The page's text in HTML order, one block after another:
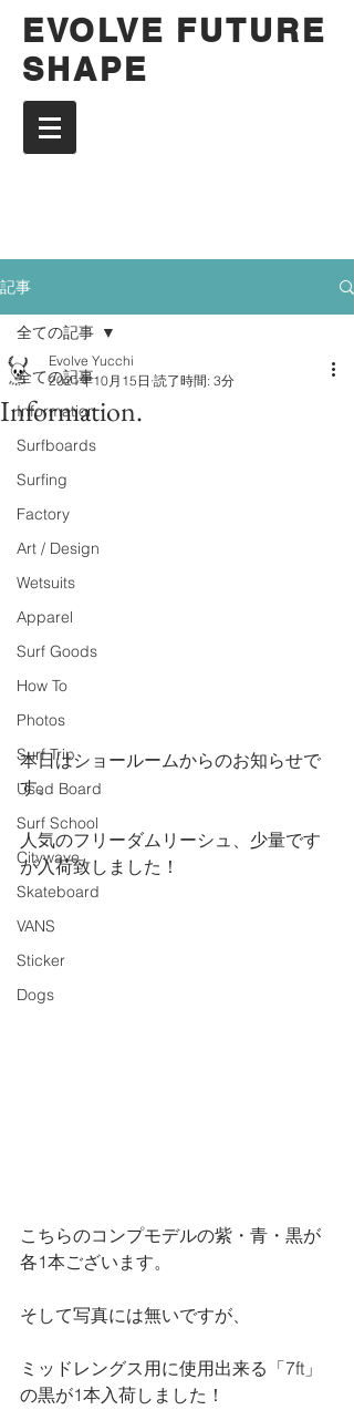
EVOLVE FUTURE
SHAPE
記事
全ての記事
Information
Surfboards
Surfing
Factory
Art / Design
Wetsuits
Apparel
Surf Goods
How To
Photos
Surf Trip
Used Board
Surf School
Citywave
Skateboard
VANS
Sticker
Dogs
全ての記事
Information.
Evolve Yucchi
2021年10月15日 読了時間: 3分
本日はショールームからのお知らせで
す。
人気のフリーダムリーシュ、少量です
が入荷致しました！
こちらのコンプモデルの紫・青・黒が
各1本ございます。
そして写真には無いですが、
ミッドレングス用に使用出来る「7ft」
の黒が1本入荷しました！